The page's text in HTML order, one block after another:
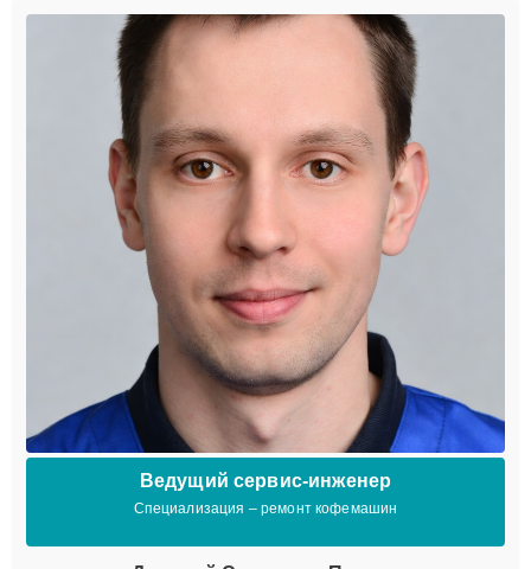
Ведущий сервис-инженер
Специализация – ремонт кофемашин